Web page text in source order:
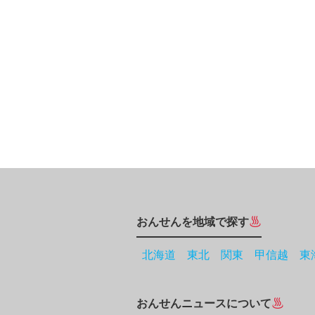
おんせんを地域で探す
北海道 東北 関東 甲信越 東
おんせんニュースについて